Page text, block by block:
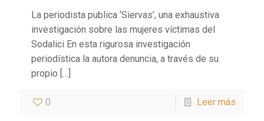
La periodista publica ‘Siervas’, una exhaustiva
investigación sobre las mujeres víctimas del
Sodalici En esta rigurosa investigación
periodística la autora denuncia, a través de su
propio […]
0 Leer más